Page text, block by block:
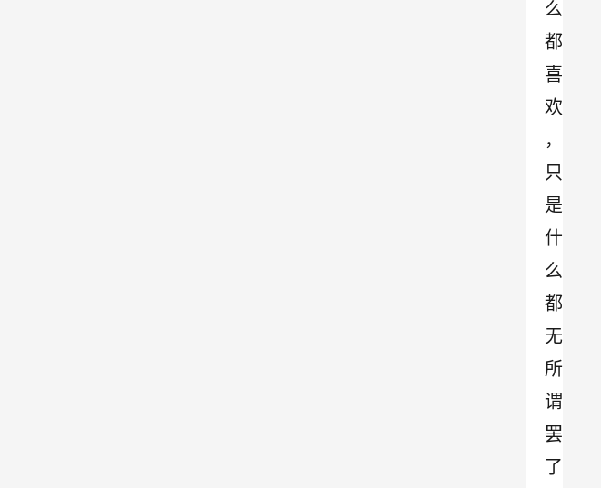
么
都
喜
欢
，
只
是
什
么
都
无
所
谓
罢
了